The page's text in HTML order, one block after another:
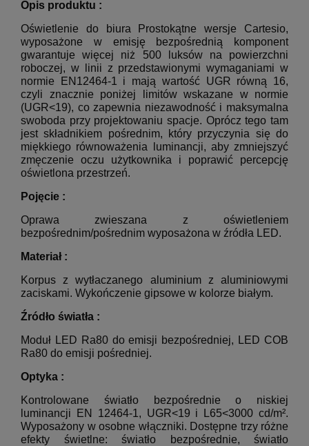
Opis produktu :
Oświetlenie do biura Prostokątne wersje Cartesio,
wyposażone w emisję bezpośrednią komponent
gwarantuje więcej niż 500 luksów na powierzchni
roboczej, w linii z przedstawionymi wymaganiami w
normie EN12464-1 i mają wartość UGR równą 16,
czyli znacznie poniżej limitów wskazane w normie
(UGR<19), co zapewnia niezawodność i maksymalna
swoboda przy projektowaniu spacje. Oprócz tego tam
jest składnikiem pośrednim, który przyczynia się do
miękkiego równoważenia luminancji, aby zmniejszyć
zmęczenie oczu użytkownika i poprawić percepcję
oświetlona przestrzeń.
Pojęcie :
Oprawa zwieszana z oświetleniem
bezpośrednim/pośrednim wyposażona w źródła LED.
Materiał :
Korpus z wytłaczanego aluminium z aluminiowymi
zaciskami. Wykończenie gipsowe w kolorze białym.
Źródło światła :
Moduł LED Ra80 do emisji bezpośredniej, LED COB
Ra80 do emisji pośredniej.
Optyka :
Kontrolowane światło bezpośrednie o niskiej
luminancji EN 12464-1, UGR<19 i L65<3000 cd/m².
Wyposażony w osobne włączniki. Dostępne trzy różne
efekty świetlne: światło bezpośrednie, światło